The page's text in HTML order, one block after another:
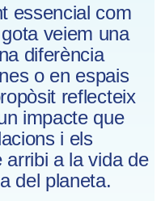
essencial com
veiem una
diferència
o en espais
reflecteix
impacte que
i els
a la vida de
del planeta.